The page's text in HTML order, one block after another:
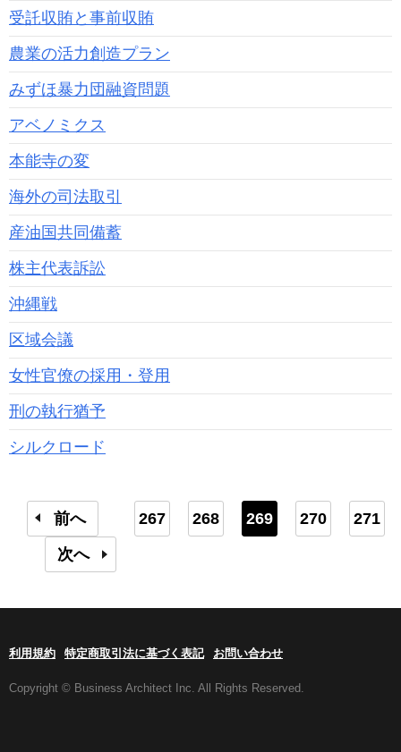
受託収賄と事前収賄
農業の活力創造プラン
みずほ暴力団融資問題
アベノミクス
本能寺の変
海外の司法取引
産油国共同備蓄
株主代表訴訟
沖縄戦
区域会議
女性官僚の採用・登用
刑の執行猶予
シルクロード
前へ 267 268 269 270
271
次へ
利用規約 特定商取引法に基づく表記 お問い合わせ
Copyright © Business Architect Inc. All Rights Reserved.